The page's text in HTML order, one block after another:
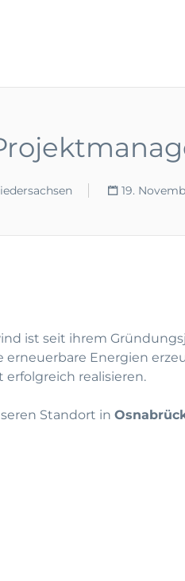
19.
ist seit ihrem
Energien
realisieren.
Standort in